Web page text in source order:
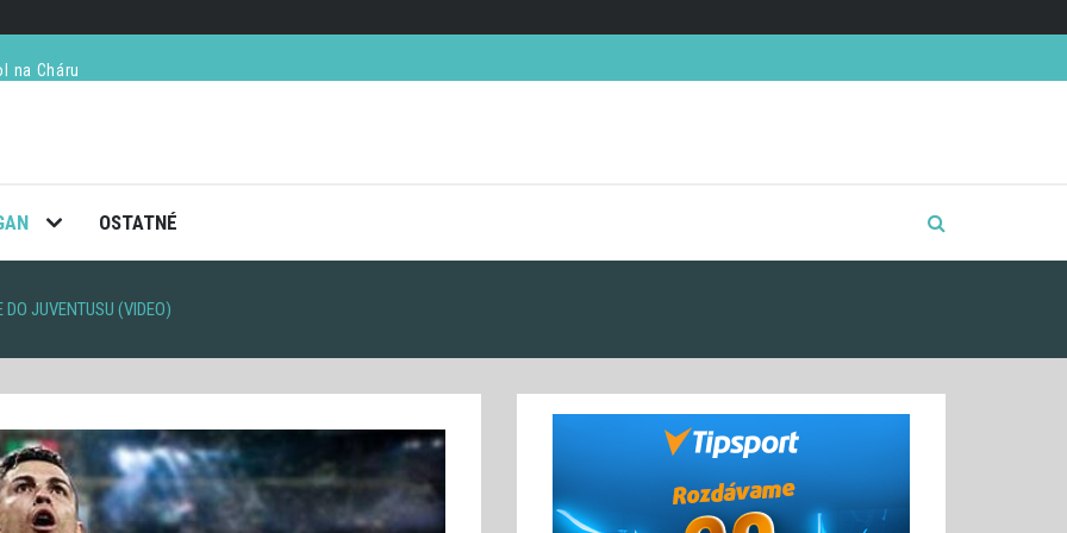
semifinále French Open
OSTATNÉ
JUVENTUSU (VIDEO)